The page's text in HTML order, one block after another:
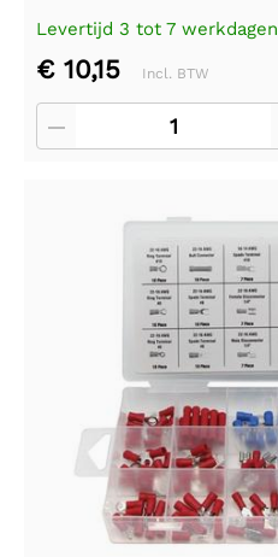
Levertijd 3 tot 7 werkdagen
€ 10,15 Incl. BTW